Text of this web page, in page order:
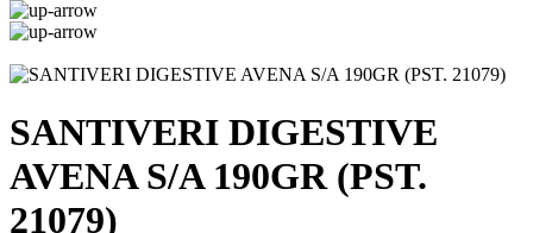
SANTIVERI DIGESTIVE
AVENA S/A 190GR (PST.
21079)